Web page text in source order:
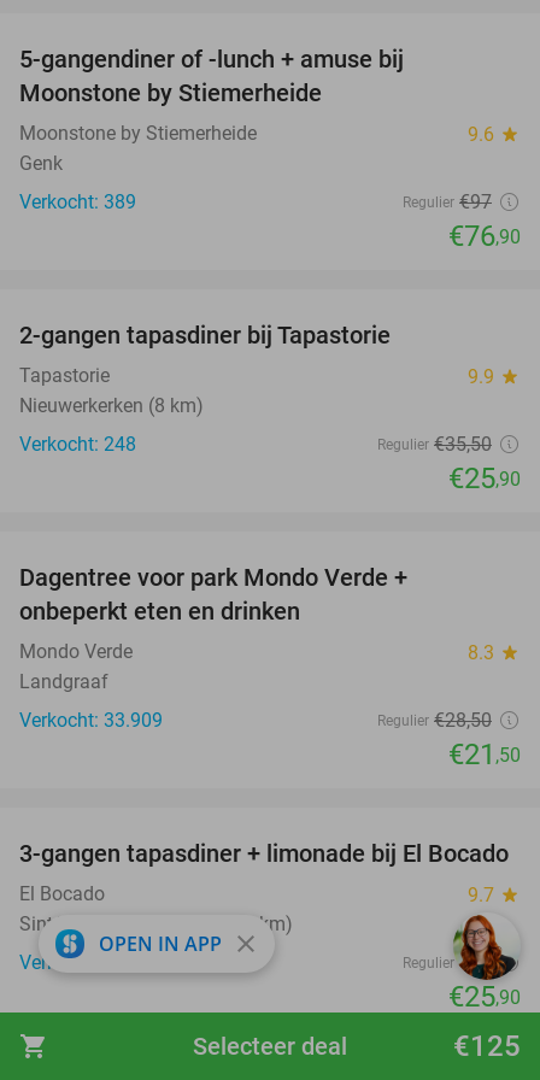
shopping_cart €125
Selecteer deal
5-gangendiner of -lunch + amuse bij
Moonstone by Stiemerheide
Moonstone by Stiemerheide 9.6 star
Genk
Verkocht: 389
Regulier €97
€76,90
2-gangen tapasdiner bij Tapastorie
Tapastorie 9.9 star
Nieuwerkerken (8 km)
Verkocht: 248
Regulier €35,50
€25,90
Dagentree voor park Mondo Verde +
onbeperkt eten en drinken
Mondo Verde 8.3 star
Landgraaf
Verkocht: 33.909
Regulier €28,50
€21 ,50
26%
3-gangen tapasdiner + limonade bij El Bocado
El Bocado 9.7 star
Sint-Truiden (+3 locaties) (8 km)
Verkocht: 578
Regulier €35
€25,90
favorite_border
OPEN IN APP close